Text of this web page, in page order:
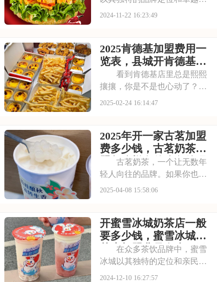
产品品质，脱颖而出，成为众
入一个充满创新与活力的快餐
世界，更将开启一段与品牌共
舞、共创未来的精彩
2024-11-22 16:23:49
2025肯德基加盟费用一
览表，县城开肯德基加
盟费多少钱
看到肯德基店里总是熙熙
攘攘，你是不是也心动了？想
开一家这样的快餐店，但又怕
召力，还有成熟的运营模式，
让你的店铺一开业就能吸引顾
客。本文将为你详细
2025-02-24 16:14:47
2025年开一家古茗加盟
费多少钱，古茗奶茶加
盟怎么样有什么条件吗
古茗奶茶，一个让无数年
轻人向往的品牌。如果你也想
成为古茗奶茶家族的一员，那
牌，那么接下来的内容你不能
错过——我将详细解析2025年
开一家古茗加盟费
2025-04-08 15:58:06
开蜜雪冰城奶茶店一般
要多少钱，蜜雪冰城奶
茶店加盟费是多少万元
在众多茶饮品牌中，蜜雪
冰城以其独特的定位和亲民的
价格脱颖而出，成为众多消费
2024-12-10 16:27:57